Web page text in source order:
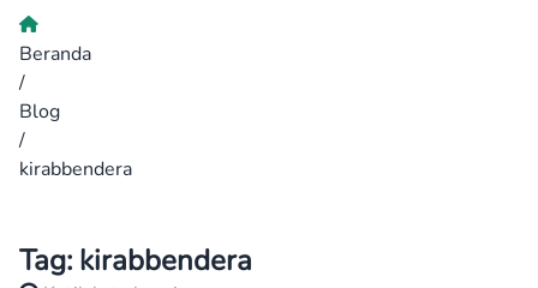
Beranda
/
Blog
/
kirabbendera
Tag: kirabbendera